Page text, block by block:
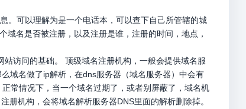
。可以理解为是一个电话本，可以查下自己所管辖的城
名是否被注册，以及注册是谁，注册的时间，地点，
访问的基础。 顶级域名注册机构，一般会提供域名服
域名做了ip解析，在dns服务器（域名服务器）中会有
常情况下，当一个域名过期了，或者别屏蔽了，域名机
机构，会将域名解析服务器DNS里面的解析删除掉。